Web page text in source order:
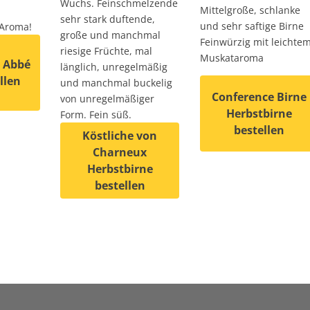
Die Optionen können auf der Produktseite gewählt
weist mehrere Varianten auf. Die Optionen können auf
Wuchs. Feinschmelzende
sehr stark duftende,
große und manchmal
riesige Früchte, mal
länglich, unregelmäßig
und manchmal buckelig
von unregelmäßiger
Form. Fein süß.
Köstliche von
Charneux
Herbstbirne
bestellen
Mittelgroße, schlanke
und sehr saftige Birne
Feinwürzig mit leichtem
Muskataroma
Conference Birne
Herbstbirne
bestellen